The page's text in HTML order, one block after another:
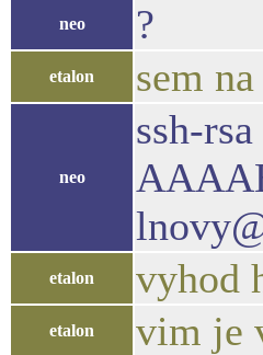
neo ?
etalon sem
neo
ssh-rsa
etalon vyhod
etalon vim je